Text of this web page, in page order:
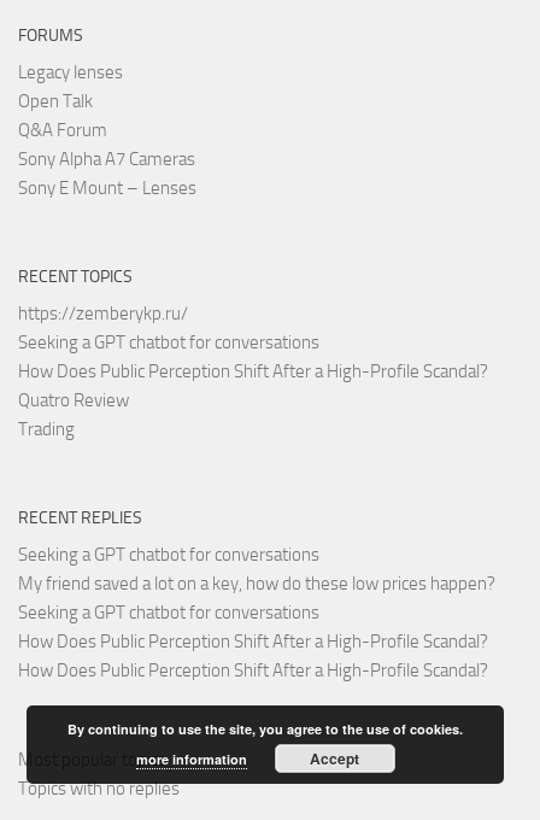
FORUMS
Legacy lenses
Open Talk
Q&A Forum
Sony Alpha A7 Cameras
Sony E Mount – Lenses
RECENT TOPICS
https://zemberykp.ru/
Seeking a GPT chatbot for conversations
How Does Public Perception Shift After a High-Profile Scandal?
Quatro Review
Trading
RECENT REPLIES
Seeking a GPT chatbot for conversations
My friend saved a lot on a key, how do these low prices happen?
Seeking a GPT chatbot for conversations
How Does Public Perception Shift After a High-Profile Scandal?
How Does Public Perception Shift After a High-Profile Scandal?
Most popular topics
Topics with no replies
By continuing to use the site, you agree to the use of cookies.
more information
Accept